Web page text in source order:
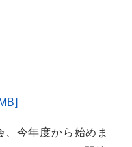
今年度から始めま